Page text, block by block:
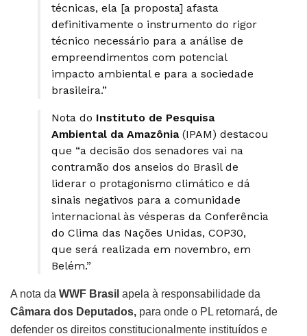
técnicas, ela [a proposta] afasta
definitivamente o instrumento do rigor
técnico necessário para a análise de
empreendimentos com potencial
impacto ambiental e para a sociedade
brasileira.”
Nota do Instituto de Pesquisa
Ambiental da Amazônia(IPAM) destacou
que “a decisão dos senadores vai na
contramão dos anseios do Brasil de
liderar o protagonismo climático e dá
sinais negativos para a comunidade
internacional às vésperas da Conferência
do Clima das Nações Unidas, COP30,
que será realizada em novembro, em
Belém.”
A nota da WWF Brasil apela à responsabilidade da
Câmara dos Deputados, para onde o PL retornará, de
defender os direitos constitucionalmente instituídos e